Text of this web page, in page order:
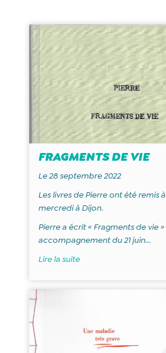
FRAGMENTS DE VIE
Le 28 septembre 2022
Les livres de Pierre ont été remis
mercredi à Dijon.
Pierre a écrit « Fragments de vie
accompagnement du 21 juin...
Lire la suite